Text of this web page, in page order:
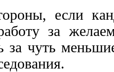
если
за
за чуть